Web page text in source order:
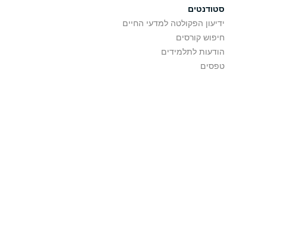
סטודנטים
ידיעון הפקולטה למדעי החיים
חיפוש קורסים
הודעות לתלמידים
טפסים